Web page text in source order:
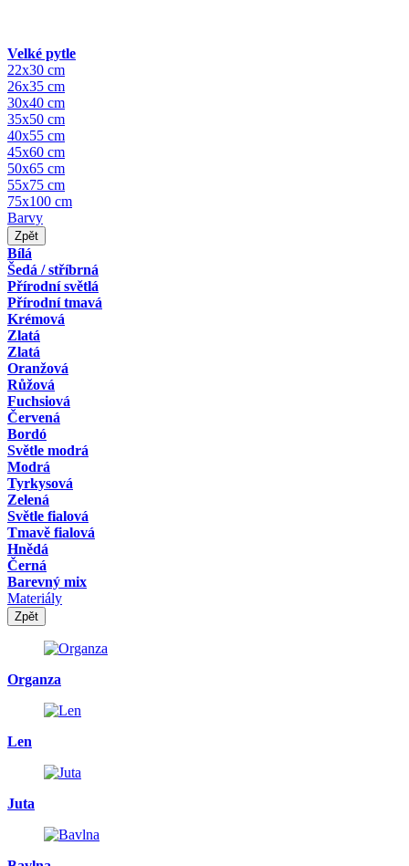
Velké pytle
22x30 cm
26x35 cm
30x40 cm
35x50 cm
40x55 cm
45x60 cm
50x65 cm
55x75 cm
75x100 cm
Barvy
Zpět
Bílá
Šedá / stříbrná
Přírodní světlá
Přírodní tmavá
Krémová
Zlatá
Zlatá
Oranžová
Růžová
Fuchsiová
Červená
Bordó
Světle modrá
Modrá
Tyrkysová
Zelená
Světle fialová
Tmavě fialová
Hnědá
Černá
Barevný mix
Materiály
Zpět
Organza
Len
Juta